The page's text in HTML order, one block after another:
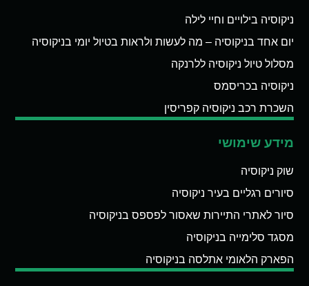
ניקוסיה בילויים וחיי לילה
יום אחד בניקוסיה – מה לעשות ולראות בטיול יומי בניקוסיה
מסלול טיול ניקוסיה ללרנקה
ניקוסיה בכריסמס
השכרת רכב ניקוסיה קפריסין
מידע שימושי
שוק ניקוסיה
סיורים רגליים בעיר ניקוסיה
סיור לאתרי התיירות שאסור לפספס בניקוסיה
מסגד סלימייה בניקוסיה
הפארק הלאומי אתלסה בניקוסיה